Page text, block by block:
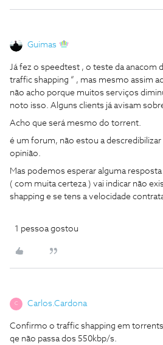
Guimas
Já fez o speedtest , o teste da anacom
traffic shapping “ , mas mesmo assim
não acho porque muitos serviços
noto isso. Alguns clients já avisam
Acho que será mesmo do torrent.
é um forum, não estou a
opinião.
Mas podemos esperar alguma
( com muita certeza ) vai indicar não
shapping e se tens a velocidade
1 pessoa gostou
C Carlos.Cardona
Confirmo o traffic shapping em
qe não passa dos 550kbp/s.